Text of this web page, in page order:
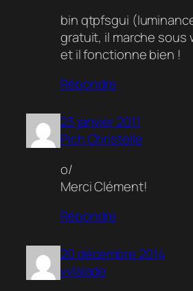
bin qtpfsgui
gratuit, il marche sous
et il fonctionne bien !
Répondre
23 janvier 2011
Pich Christelle
o/
Merci Clément!
Répondre
20 décembre 2014
vvlalade